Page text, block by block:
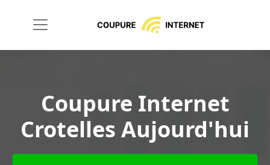
Coupure Internet
Crotelles Aujourd'hui